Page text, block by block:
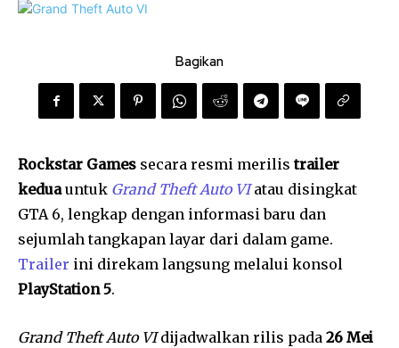
Bagikan
Rockstar Games secara resmi merilistrailer
keduauntuk Grand Theft Auto VIatau disingkat
GTA 6, lengkap dengan informasi baru dan
sejumlah tangkapan layar dari dalam game.
Trailer ini direkam langsung melalui konsol
PlayStation 5.
Grand Theft Auto VIdijadwalkan rilis pada 26 Mei